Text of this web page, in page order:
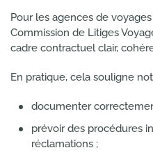
Pour les agences de
Commission de Litiges
cadre contractuel clair,
En pratique, cela souligne
documenter
prévoir des procédures
réclamations ;